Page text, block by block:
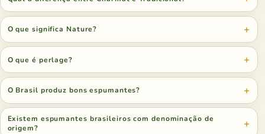
O que significa Nature?
O que é perlage?
O Brasil produz bons espumantes?
Existem espumantes brasileiros com denominação de
origem?